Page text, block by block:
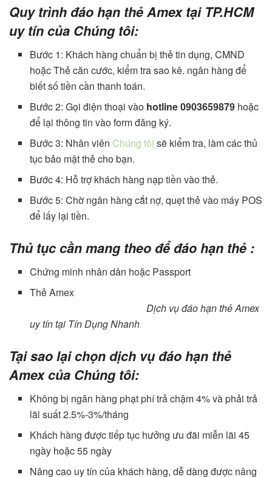
Quy trình đáo hạn thẻ Amex tại TP.HCM
uy tín của Chúng tôi:
Bước 1: Khách hàng chuẩn bị thẻ tin dụng, CMND
hoặc Thẻ căn cước, kiểm tra sao kê. ngân hàng để
biết số tiền cần thanh toán.
Bước 2: Gọi điện thoại vào hotline 0903659879 hoặc
để lại thông tin vào form đăng ký.
Bước 3: Nhân viên Chúng tôi sẽ kiểm tra, làm các thủ
tục bảo mật thẻ cho bạn.
Bước 4: Hỗ trợ khách hàng nạp tiền vào thẻ.
Bước 5: Chờ ngân hàng cắt nợ, quẹt thẻ vào máy POS
để lấy lại tiền.
Thủ tục cần mang theo đểđáo hạn thẻ :
Chứng minh nhân dân hoặc Passport
Thẻ Amex
Dịch vụ đáo hạn thẻ Amex
uy tín tại Tín Dụng Nhanh
Tại sao lại chọn dịch vụ đáo hạn thẻ
Amex của Chúng tôi:
Không bị ngân hàng phạt phí trả chậm 4% và phải trả
lãi suất 2.5%-3%/tháng
Khách hàng được tiếp tục hưởng ưu đãi miễn lãi 45
ngày hoặc 55 ngày
Nâng cao uy tín của khách hàng, dễ dàng được nâng